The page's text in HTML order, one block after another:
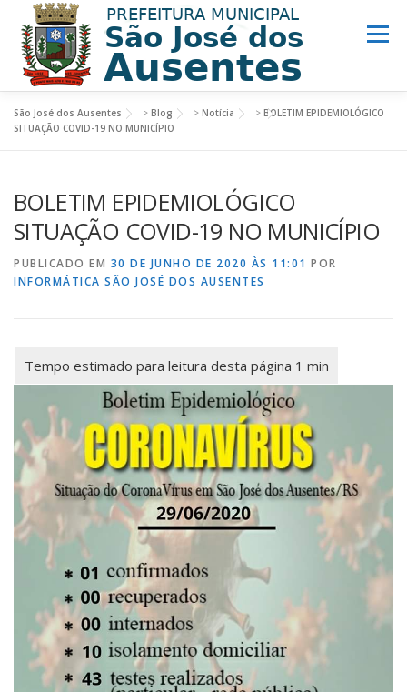
Menu
MUNICÍPIO PREFEITURA
NOTÍCIAS ACESSO INFORMAÇÃO
São José dos Ausentes > Blog > Notícia > BOLETIM EPIDEMIOLÓGICO
SITUAÇÃO COVID-19 NO MUNICÍPIO
BOLETIM EPIDEMIOLÓGICO
SITUAÇÃO COVID-19 NO MUNICÍPIO
PUBLICADO EM 30 DE JUNHO DE 2020 ÀS 11:01 POR
INFORMÁTICA SÃO JOSÉ DOS AUSENTES